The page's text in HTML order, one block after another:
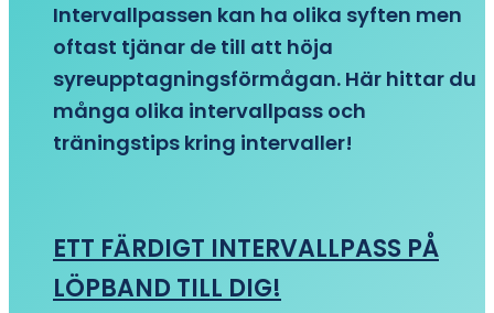
Intervallpassen kan ha olika syften men
oftast tjänar de till att höja
syreupptagningsförmågan. Här hittar du
många olika intervallpass och
träningstips kring intervaller!
ETT FÄRDIGT INTERVALLPASS PÅ
LÖPBAND TILL DIG!